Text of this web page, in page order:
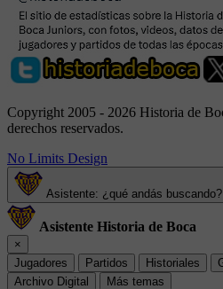
Copyright 2005 - 2026 Historia de
derechos reservados.
No Limits Design
Asistente: ¿qué andás buscando?
Asistente Historia de Boca
×
Jugadores
Partidos Historiales
Archivo Digital
Más temas